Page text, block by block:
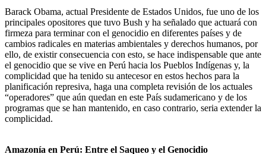
Barack Obama, actual Presidente de Estados Unidos, fue uno de los
principales opositores que tuvo Bush y ha señalado que actuará con
firmeza para terminar con el genocidio en diferentes países y de
cambios radicales en materias ambientales y derechos humanos, por
ello, de existir consecuencia con esto, se hace indispensable que ante
el genocidio que se vive en Perú hacia los Pueblos Indígenas y, la
complicidad que ha tenido su antecesor en estos hechos para la
planificación represiva, haga una completa revisión de los actuales
“operadores” que aún quedan en este País sudamericano y de los
programas que se han mantenido, en caso contrario, seria extender la
complicidad.
Amazonía en Perú: Entre el Saqueo y el Genocidio